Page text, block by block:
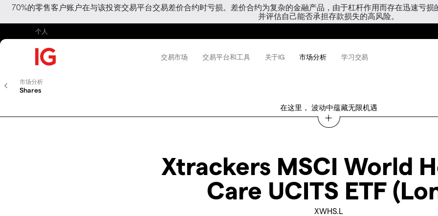
70%的零售客户账户在与该投资交易平台交易差价合约时亏损。差价合约为复杂的金融产品，由于杠杆作用而存在迅速亏
并评估自己能否承担存款损失的高风险。
个人
交易市场 交易平台和工具 关于IG 市场分析 学习交易
市场分析
Shares
在这里， 波动中蕴藏无限机遇
Xtrackers MSCI World
Care UCITS ETF
XWHS.L